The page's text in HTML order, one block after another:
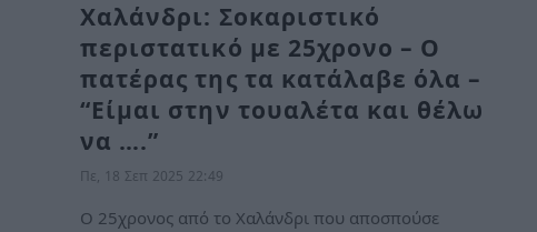
Χαλάνδρι: Σοκαριστικό
περιστατικό με 25χρονο – Ο
πατέρας της τα κατάλαβε όλα –
“Είμαι στην τουαλέτα και θέλω
να ….”
Πε, 18 Σεπ 2025 22:49
Ο 25χρονος από το Χαλάνδρι που αποσπούσε